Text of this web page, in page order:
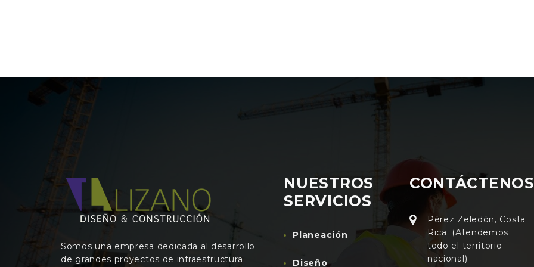
Somos una empresa dedicada al desarrollo
de grandes proyectos de infraestructura
NUESTROS
SERVICIOS
Planeación
Diseño
CONTÁCTENOS
Pérez Zeledón, Costa
Rica. (Atendemos
todo el territorio
nacional)